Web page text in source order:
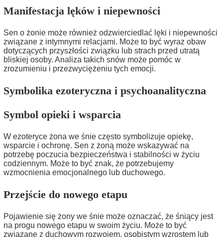
Manifestacja lęków i niepewności
Sen o żonie może również odzwierciedlać lęki i niepewności
związane z intymnymi relacjami. Może to być wyraz obaw
dotyczących przyszłości związku lub strach przed utratą
bliskiej osoby. Analiza takich snów może pomóc w
zrozumieniu i przezwyciężeniu tych emocji.
Symbolika ezoteryczna i psychoanalityczna
Symbol opieki i wsparcia
W ezoteryce żona we śnie często symbolizuje opiekę,
wsparcie i ochronę. Sen z żoną może wskazywać na
potrzebę poczucia bezpieczeństwa i stabilności w życiu
codziennym. Może to być znak, że potrzebujemy
wzmocnienia emocjonalnego lub duchowego.
Przejście do nowego etapu
Pojawienie się żony we śnie może oznaczać, że śniący jest
na progu nowego etapu w swoim życiu. Może to być
związane z duchowym rozwojem, osobistym wzrostem lub